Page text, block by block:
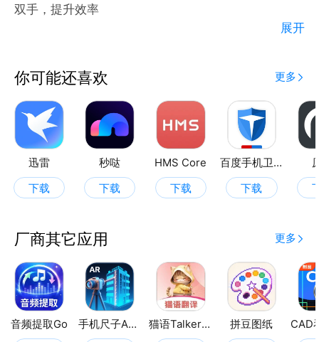
双手，提升效率
​​【全能连点器​​】
•支持单点、多点、长按、滑动等自定义操作，可精准
设置点击位置、间隔时间与循环次数。毫秒级响应速
度，适用于游戏连招、重复签到、数据录入等高频率场
景。
•​​一键脚本录制​​：无需编程基础，通过录制屏幕操作即
可生成自动化脚本，支持多任务组合执行，轻松实现批
【​​实用辅助工具​​】
•多功能计时器​​：内置精准倒计时/正计时功能，支持游
戏计时、任务提醒、番茄工作法，满足多场景需求。
​​•悬浮时钟​​：实时显示时间/计时状态，悬浮窗设计不遮
挡界面，方便游戏、直播或工作中随时查看。
展开
你可能还喜欢 更多
迅雷
下载
秒哒
下载
HMS Core
下载
百度手机卫士
下载
厂商其它应用 更多
音频提取Go 手机尺子AR测量工具 猫语Talker交流器-养猫日记 拼豆图纸